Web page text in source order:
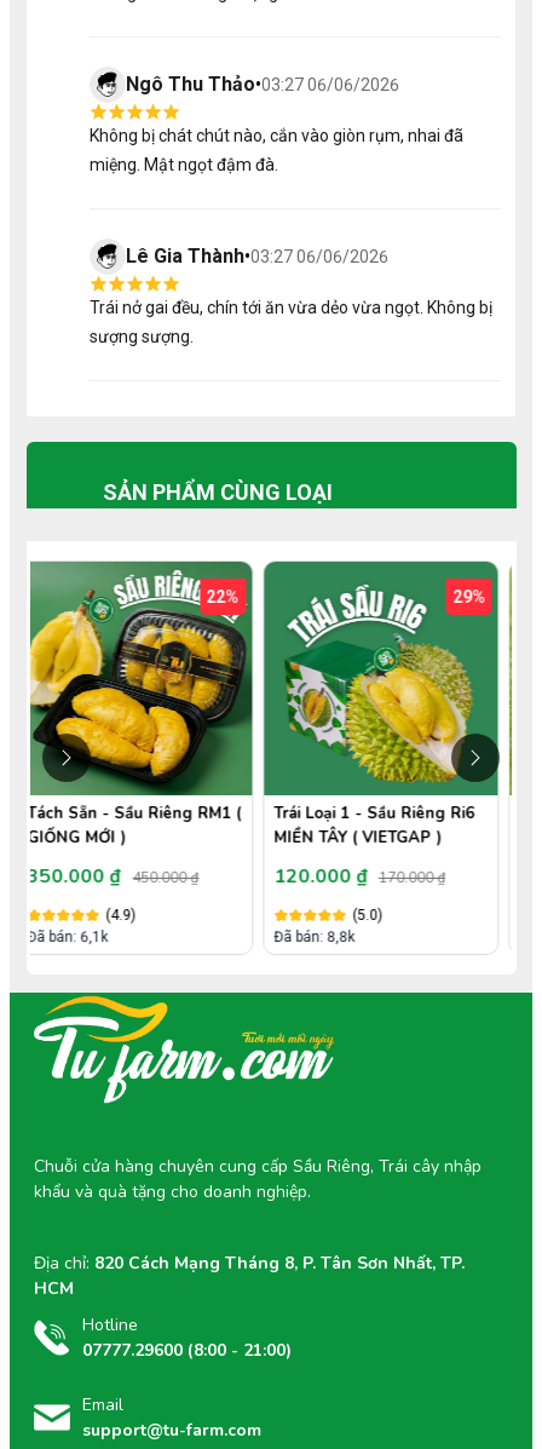
Ngô Thu Thảo•03:27 06/06/2026
Không bị chát chút nào, cắn vào giòn rụm, nhai đã
miệng. Mật ngọt đậm đà.
Lê Gia Thành•03:27 06/06/2026
Trái nở gai đều, chín tới ăn vừa dẻo vừa ngọt. Không bị
sượng sượng.
SẢN PHẨM CÙNG LOẠI
22%
RM1 (
29%
Trái Loại 1 - Sầu Riêng Ri6
MIỀN TÂY ( VIETGAP )
120.000 ₫
Đã bán: 8,8k
Trái Loại 2 - Sầu Riêng
MIỀN TÂY ( VIETGAP )
100.000 ₫
Đã bán: 5,4k
Hotline
07777.29600 (8:00 - 21:00)
Email
support@tu-farm.com
Chuỗi cửa hàng chuyên cung cấp Sầu Riêng, Trái cây nhập
khẩu và quà tặng cho doanh nghiệp.
Địa chỉ: 820 Cách Mạng Tháng 8, P. Tân Sơn Nhất, TP.
HCM